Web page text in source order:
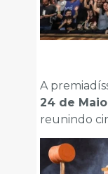
A
24 de Maio
reunindo